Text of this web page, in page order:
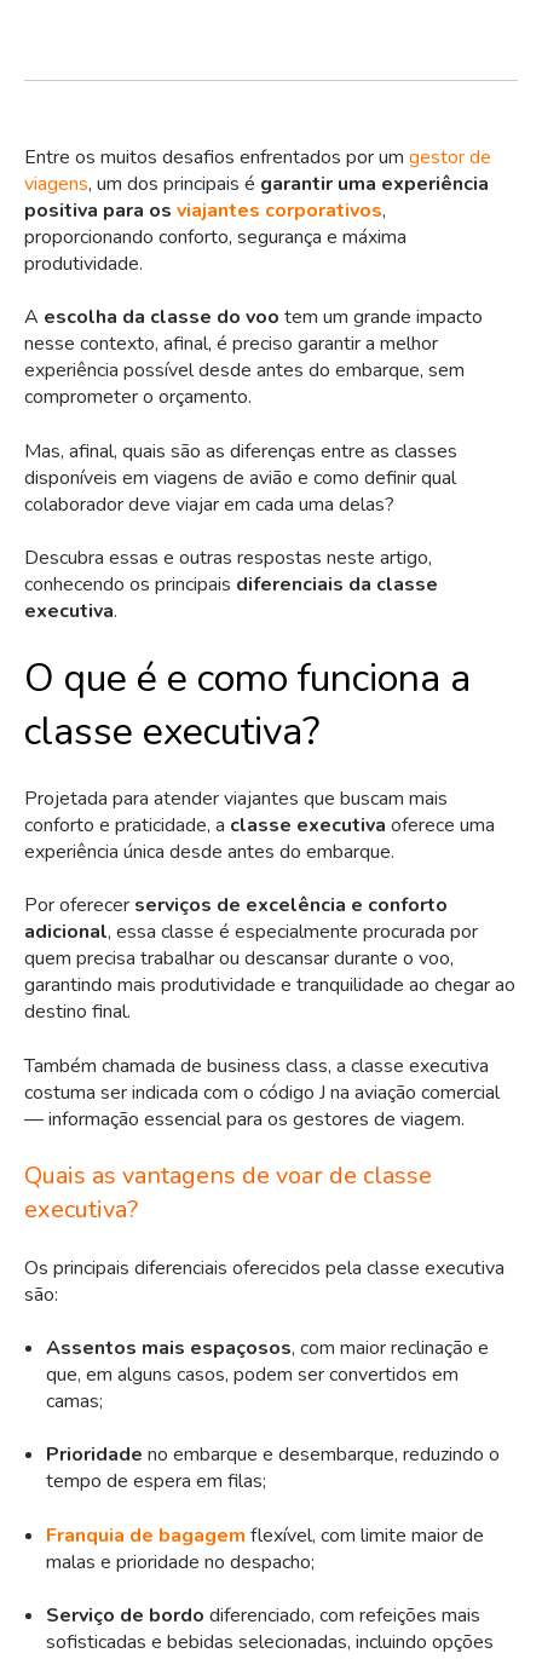
Entre os muitos desafios enfrentados por um gestor de
viagens, um dos principais é garantir uma experiência
positiva para os viajantes corporativos,
proporcionando conforto, segurança e máxima
produtividade.
A escolha da classe do voo tem um grande impacto
nesse contexto, afinal, é preciso garantir a melhor
experiência possível desde antes do embarque, sem
comprometer o orçamento.
Mas, afinal, quais são as diferenças entre as classes
disponíveis em viagens de avião e como definir qual
colaborador deve viajar em cada uma delas?
Descubra essas e outras respostas neste artigo,
conhecendo os principais diferenciais da classe
executiva.
O que é e como funciona a
classe executiva?
Projetada para atender viajantes que buscam mais
conforto e praticidade, a classe executiva oferece uma
experiência única desde antes do embarque.
Por oferecer serviços de excelência e conforto
adicional, essa classe é especialmente procurada por
quem precisa trabalhar ou descansar durante o voo,
garantindo mais produtividade e tranquilidade ao chegar ao
destino final.
Também chamada de business class, a classe executiva
costuma ser indicada com o código J na aviação comercial
— informação essencial para os gestores de viagem.
Quais as vantagens de voar de classe
executiva?
Os principais diferenciais oferecidos pela classe executiva
são:
Assentos mais espaçosos, com maior reclinação e
que, em alguns casos, podem ser convertidos em
camas;
Prioridade no embarque e desembarque, reduzindo o
tempo de espera em filas;
Franquia de bagagem flexível, com limite maior de
malas e prioridade no despacho;
Serviço de bordo diferenciado, com refeições mais
sofisticadas e bebidas selecionadas, incluindo opções